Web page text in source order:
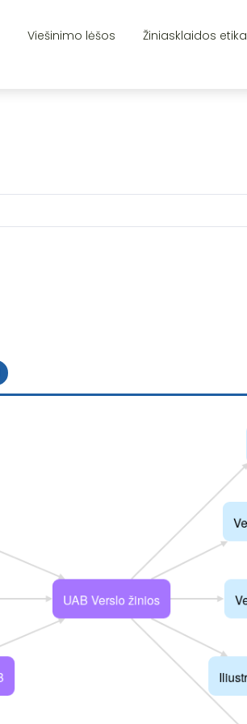
Viešinimo lėšos Žiniasklaidos etika